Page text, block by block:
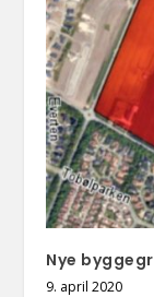
Nye
9. april 2020